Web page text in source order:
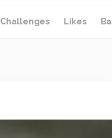
Lensbaby sweet 80mm
Challenges Likes